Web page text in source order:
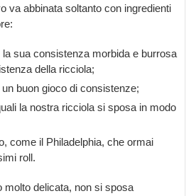
va abbinata soltanto con ingredienti
la sua consistenza morbida e burrosa
della ricciola;
buon gioco di consistenze;
la nostra ricciola si sposa in modo
come il Philadelphia, che ormai
roll.
molto delicata, non si sposa